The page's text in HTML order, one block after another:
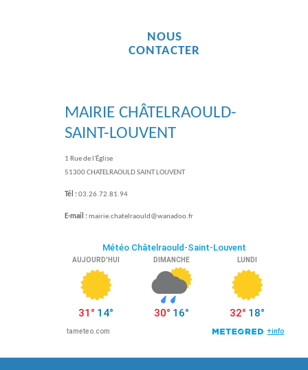
NOUS
CONTACTER
MAIRIE CHÂTELRAOULD-
SAINT-LOUVENT
1 Rue de l'Église
51300 CHATELRAOULD SAINT LOUVENT
Tél :03.26.72.81.94
E-mail :mairie.chatelraould@wanadoo.fr